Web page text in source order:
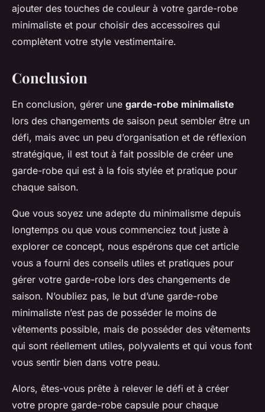
ajouter des touches de couleur à votre garde-robe
minimaliste et pour choisir des accessoires qui
complètent votre style vestimentaire.
Conclusion
En conclusion, gérer une garde-robe minimaliste
lors des changements de saison peut sembler être un
défi, mais avec un peu d’organisation et de réflexion
stratégique, il est tout à fait possible de créer une
garde-robe qui est à la fois stylée et pratique pour
chaque saison.
Que vous soyez une adepte du minimalisme depuis
longtemps ou que vous commenciez tout juste à
explorer ce concept, nous espérons que cet article
vous a fourni des conseils utiles et pratiques pour
gérer votre garde-robe lors des changements de
saison. N’oubliez pas, le but d’une garde-robe
minimaliste n’est pas de posséder le moins de
vêtements possible, mais de posséder des vêtements
qui sont réellement utiles, polyvalents et qui vous font
vous sentir bien dans votre peau.
Alors, êtes-vous prête à relever le défi et à créer
votre propre garde-robe capsule pour chaque